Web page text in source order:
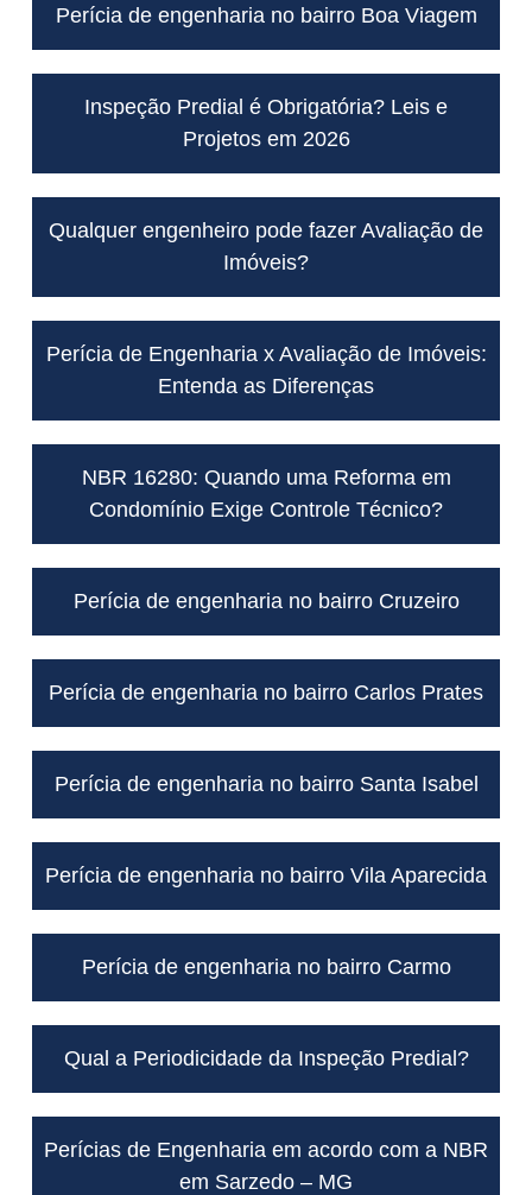
Perícia de engenharia no bairro Boa Viagem
Inspeção Predial é Obrigatória? Leis e
Projetos em 2026
Qualquer engenheiro pode fazer Avaliação de
Imóveis?
Perícia de Engenharia x Avaliação de Imóveis:
Entenda as Diferenças
NBR 16280: Quando uma Reforma em
Condomínio Exige Controle Técnico?
Perícia de engenharia no bairro Cruzeiro
Perícia de engenharia no bairro Carlos Prates
Perícia de engenharia no bairro Santa Isabel
Perícia de engenharia no bairro Vila Aparecida
Perícia de engenharia no bairro Carmo
Qual a Periodicidade da Inspeção Predial?
Perícias de Engenharia em acordo com a NBR
em Sarzedo – MG